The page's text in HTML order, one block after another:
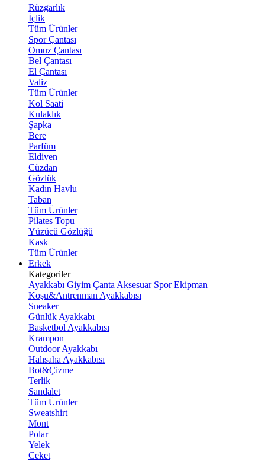
Rüzgarlık
İçlik
Tüm Ürünler
Spor Çantası
Omuz Çantası
Bel Çantası
El Çantası
Valiz
Tüm Ürünler
Kol Saati
Kulaklık
Şapka
Bere
Parfüm
Eldiven
Cüzdan
Gözlük
Kadın Havlu
Taban
Tüm Ürünler
Pilates Topu
Yüzücü Gözlüğü
Kask
Tüm Ürünler
Erkek
Kategoriler
Ayakkabı Giyim Çanta Aksesuar Spor Ekipman
Koşu&Antrenman Ayakkabısı
Sneaker
Günlük Ayakkabı
Basketbol Ayakkabısı
Krampon
Outdoor Ayakkabı
Halısaha Ayakkabısı
Bot&Çizme
Terlik
Sandalet
Tüm Ürünler
Sweatshirt
Mont
Polar
Yelek
Ceket